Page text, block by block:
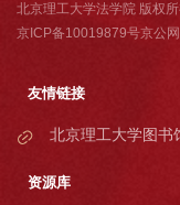
北京理工大学法学院 版权
京ICP备10019879号京公
友情链接
北京理工大学图书
资源库